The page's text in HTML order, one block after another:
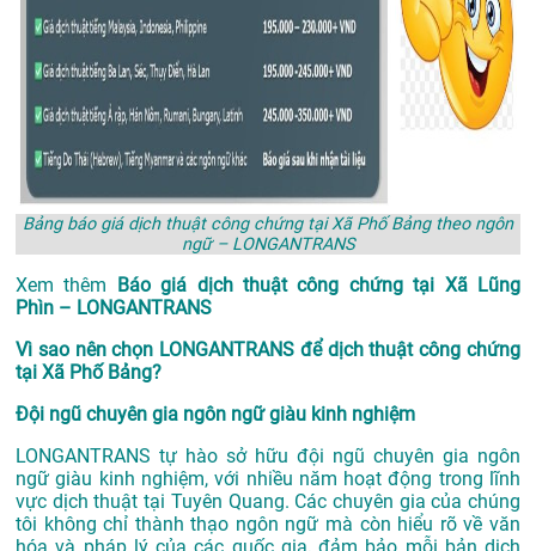
Bảng báo giá dịch thuật công chứng tại Xã Phố Bảng theo ngôn
ngữ – LONGANTRANS
Xem thêm
Báo giá dịch thuật công chứng tại Xã Lũng
Phìn – LONGANTRANS
Vì sao nên chọn LONGANTRANS để dịch thuật công chứng
tại Xã Phố Bảng?
Đội ngũ chuyên gia ngôn ngữ giàu kinh nghiệm
LONGANTRANS tự hào sở hữu đội ngũ chuyên gia ngôn
ngữ giàu kinh nghiệm, với nhiều năm hoạt động trong lĩnh
vực dịch thuật tại Tuyên Quang. Các chuyên gia của chúng
tôi không chỉ thành thạo ngôn ngữ mà còn hiểu rõ về văn